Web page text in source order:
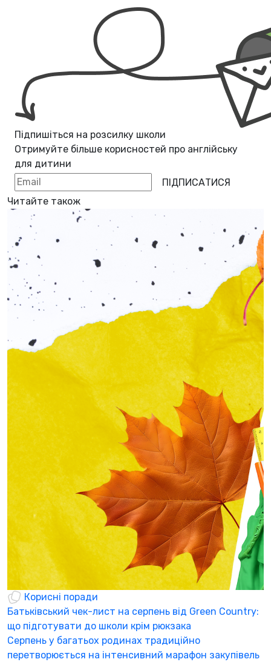
Підпишіться на розсилку школи
Отримуйте більше корисностей про англійську
для дитини
ПІДПИСАТИСЯ
Читайте також
Корисні поради
Батьківський чек-лист на серпень від Green Country:
що підготувати до школи крім рюкзака
Серпень у багатьох родинах традиційно
перетворюється на інтенсивний марафон закупівель